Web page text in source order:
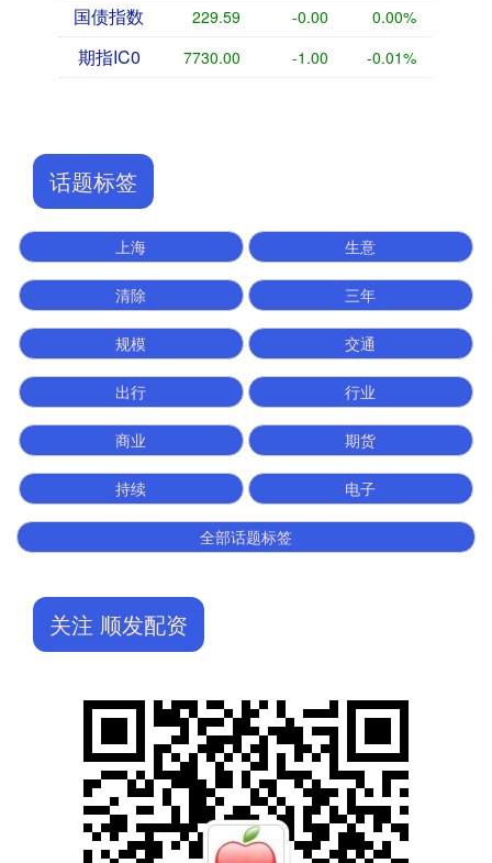
国债指数 229.59 -0.00 0.00%
期指IC0 7730.00 -1.00 -0.01%
话题标签
上海 生意
清除 三年
规模 交通
出行 行业
商业 期货
持续 电子
全部话题标签
关注 顺发配资